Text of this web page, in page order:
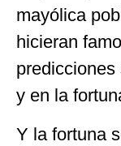
mayólica
hicieran
y en la
Y la fortuna